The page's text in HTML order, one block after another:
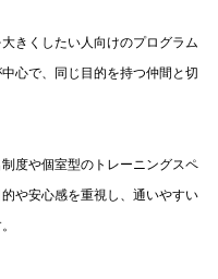
きくしたい人向けのプログラム
心で、同じ目的を持つ仲間と切
度や個室型のトレーニングスペ
や安心感を重視し、通いやすい